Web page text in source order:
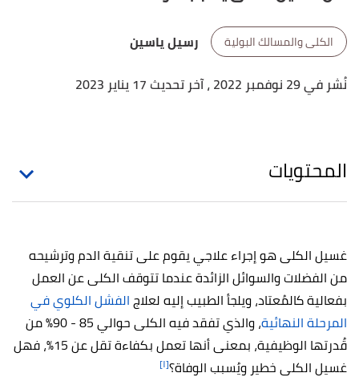
الكلى والمسالك البولية
رسيل ياسين
نُشر في 29 نوفمبر 2022
، آخر تحديث 17 يناير 2023
المحتويات
غسيل الكلى هو إجراء علاجي يقوم على تنقية الدم وترشيحه
من الفضلات والسوائل الزائدة عندما تتوقف الكلى عن العمل
بفعالية كالمُعتاد، ويلجأ الطبيب إليه لعلاجالفشل الكلوي في
المرحلة النهائية
، والذي تفقد فيه الكلى حوالي 85 - 90% من
قُدرتها الوظيفية، بمعنى أنها تعمل بكفاءة تقل عن 15%، فهل
غسيل الكلى خطير ويُسبب الوفاة؟[١]